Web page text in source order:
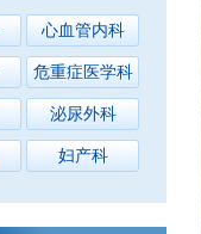
心血管内科
危重症医学科
泌尿外科
妇产科